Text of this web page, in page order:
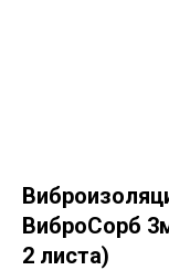
ВиброСорб
2 листа)